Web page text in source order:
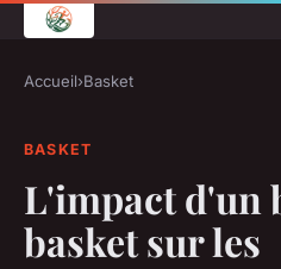
Accueil›Basket
BASKET
L'impact d'un
basket sur les